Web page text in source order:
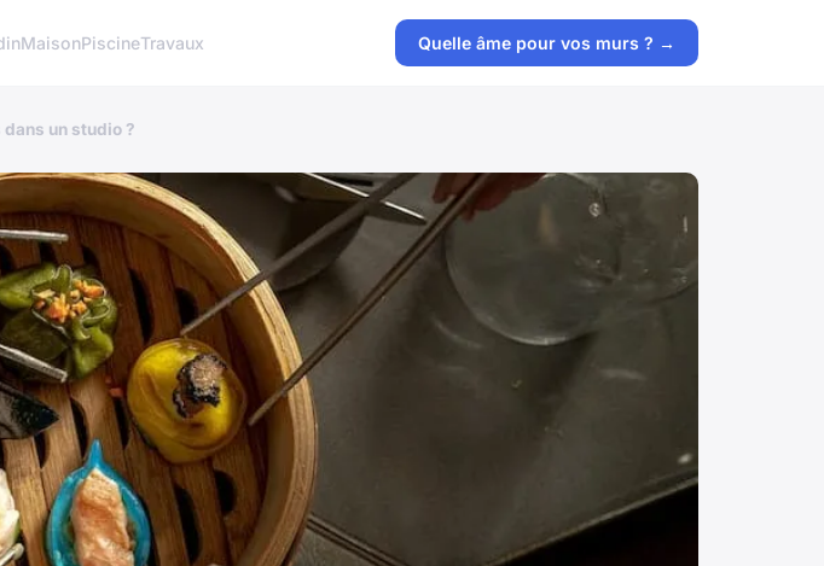
MaisonPiscineTravaux Quelle âme pour vos murs ? →
un studio ?